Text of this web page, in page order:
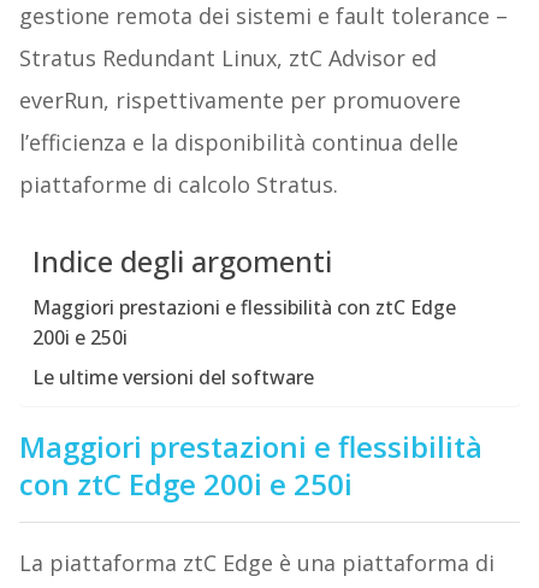
gestione remota dei sistemi e fault tolerance –
Stratus Redundant Linux, ztC Advisor ed
everRun, rispettivamente per promuovere
l’efficienza e la disponibilità continua delle
piattaforme di calcolo Stratus.
Indice degli argomenti
Maggiori prestazioni e flessibilità con ztC Edge
200i e 250i
Le ultime versioni del software
Maggiori prestazioni e flessibilità
con ztC Edge 200i e 250i
La piattaforma ztC Edge è una piattaforma di